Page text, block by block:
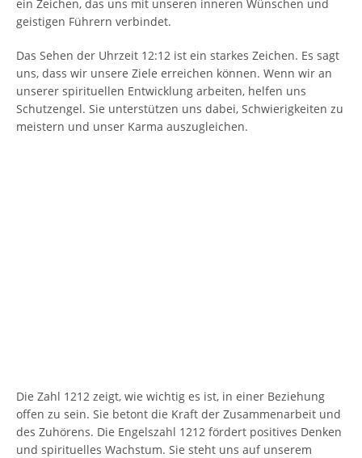
ein Zeichen, das uns mit unseren inneren Wünschen und
geistigen Führern verbindet.
Das Sehen der Uhrzeit 12:12 ist ein starkes Zeichen. Es sagt
uns, dass wir unsere Ziele erreichen können. Wenn wir an
unserer spirituellen Entwicklung arbeiten, helfen uns
Schutzengel. Sie unterstützen uns dabei, Schwierigkeiten zu
meistern und unser Karma auszugleichen.
Die Zahl 1212 zeigt, wie wichtig es ist, in einer Beziehung
offen zu sein. Sie betont die Kraft der Zusammenarbeit und
des Zuhörens. Die Engelszahl 1212 fördert positives Denken
und spirituelles Wachstum. Sie steht uns auf unserem